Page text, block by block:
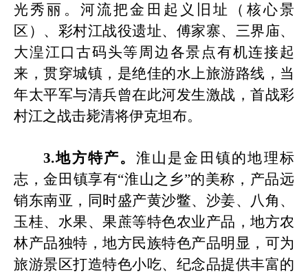
光秀丽。河流把金田起义旧址
（核心景
区）、彩村江战役遗址、傅家寨、三界庙、
大湟江口古码头等周边各景点有机连接起
来，贯穿城镇，是绝佳的水上旅游路线，当
年太平军与清兵曾在此河发生激战 ，首战彩
村江之战击毙清将伊克坦布。
3.地方特产。 淮山是金田镇的地理标
志，金田镇享有“淮山之乡”的美称，产品远
销东南亚，同时盛产黄沙鳖、沙姜、八角、
玉桂、水果、 果蔗等特色农业产品，地方农
林产品独特，地方民族特色产品明显，可为
旅游景区打造特色小吃、纪念品提供丰富的